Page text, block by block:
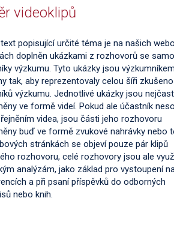
videoklipů
popisující určité téma je na našich
doplněn ukázkami z rozhovorů se
výzkumu. Tyto ukázky jsou výzkumníkem
tak, aby reprezentovaly celou šíři
výzkumu. Jednotlivé ukázky jsou
ve formě videí. Pokud ale účastník
videa, jsou části jeho rozhovoru
buď ve formě zvukové nahrávky nebo
stránkách se objeví pouze pár klipů
rozhovoru, celé rozhovory jsou ale
analýzám, jako základ pro vystoupení
a při psaní příspěvků do odborných
nebo knih.